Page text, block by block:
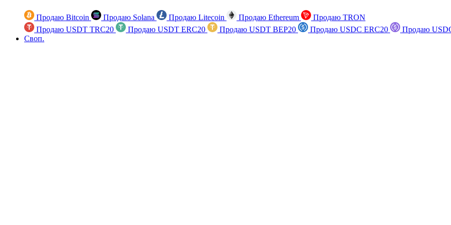
Продаю Bitcoin Продаю Solana Продаю Litecoin Продаю Ethereum
Продаю TRON
Продаю USDT TRC20
Продаю USDT ERC20 Продаю USDT BEP20 Продаю USDC ERC20
Продаю
Своп.